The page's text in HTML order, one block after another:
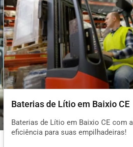
Baterias de Lítio em Baixio CE
Baterias de Lítio em Baixio CE com
eficiência para suas empilhadeiras!